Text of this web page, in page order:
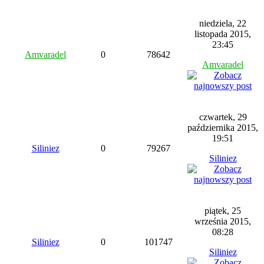
Amvaradel 0 78642
niedziela, 22
listopada 2015,
23:45
Amvaradel
Siliniez 0 79267
czwartek, 29
października 2015,
19:51
Siliniez
Siliniez 0 101747
piątek, 25
września 2015,
08:28
Siliniez